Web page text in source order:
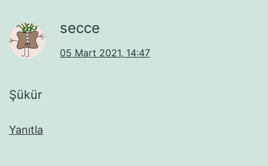
secce
05 Mart 2021, 14:47
Şükür
Yanıtla